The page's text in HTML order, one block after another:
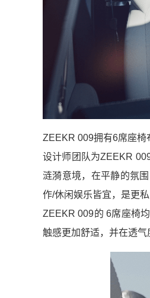
ZEEKR 009拥有6席座椅
设计师团队为ZEEKR
涟漪意境，在平静的氛
作/休闲娱乐皆宜，是更
ZEEKR 009的 6席座椅
触感更加舒适，并在透气